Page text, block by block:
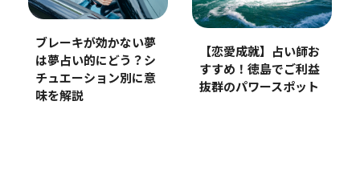
ブレーキが効かない夢
は夢占い的にどう？シ
チュエーション別に意
味を解説
【恋愛成就】占い師お
すすめ！徳島でご利益
抜群のパワースポット